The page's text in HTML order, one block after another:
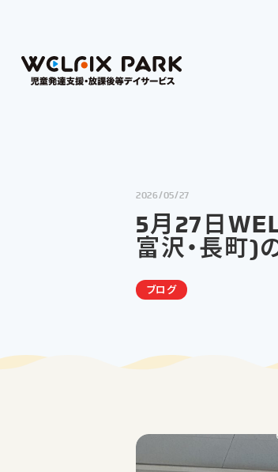
2026/05/27
5月27日
富沢・長町)
ブログ